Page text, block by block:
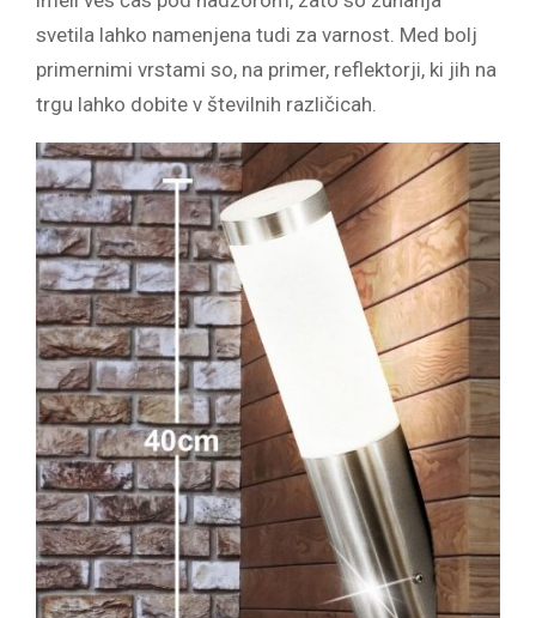
svetila lahko namenjena tudi za varnost. Med bolj
primernimi vrstami so, na primer, reflektorji, ki jih na
trgu lahko dobite v številnih različicah.